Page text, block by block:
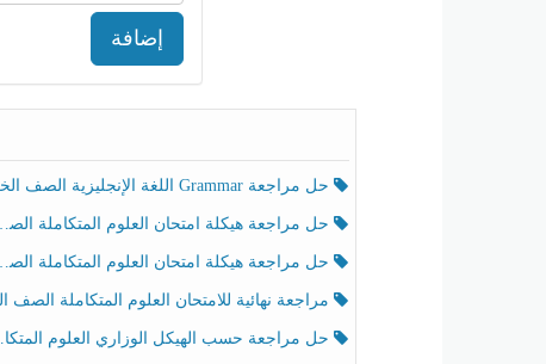
إضافة
حل مراجعة Grammar اللغة الإنجليزية الصف الخامس الفصل الثالث
حل مراجعة هيكلة امتحان العلوم المتكاملة الصف الخامس انسبير الفصل الثالث
حل مراجعة هيكلة امتحان العلوم المتكاملة الصف الخامس عام الفصل الثالث
مراجعة نهائية للامتحان العلوم المتكاملة الصف الخامس انسبير الفصل الثالث
حل مراجعة حسب الهيكل الوزاري العلوم المتكاملة الصف الخامس عام الفصل الثالث